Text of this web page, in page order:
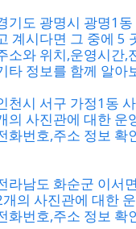
기도 광명시 광명1
계시다면 그 중에 5
소와 위치,운영시간,
타 정보를 함께 알아
천시 서구 가정1동
의 사진관에 대한 운
화번호,주소 정보 확
라남도 화순군 이서
개의 사진관에 대한
화번호,주소 정보 확